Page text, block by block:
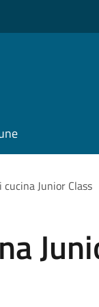
Junior Class